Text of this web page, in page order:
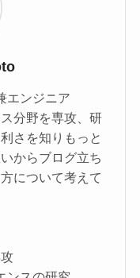
エンジニア
分野を専攻、研
さを知りもっと
からブログ立ち
について考えて